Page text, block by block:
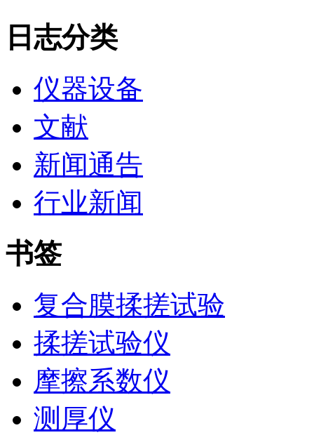
日志分类
仪器设备
文献
新闻通告
行业新闻
书签
复合膜揉搓试验
揉搓试验仪
摩擦系数仪
测厚仪